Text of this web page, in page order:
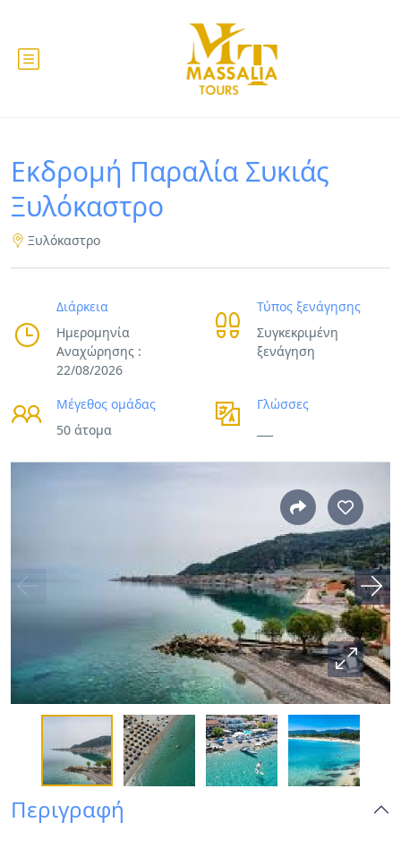
Εκδρομή Παραλία Συκιάς
Ξυλόκαστρο
Ξυλόκαστρο
Διάρκεια
Ημερομηνία
Αναχώρησης :
22/08/2026
Τύπος ξενάγησης
Συγκεκριμένη
ξενάγηση
Μέγεθος ομάδας
50 άτομα
Γλώσσες
Περιγραφή